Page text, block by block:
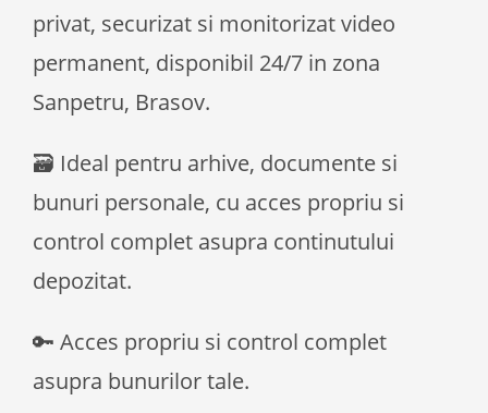
privat, securizat si monitorizat video
permanent, disponibil 24/7 in zona
Sanpetru, Brasov.
🗃️ Ideal pentru arhive, documente si
bunuri personale, cu acces propriu si
control complet asupra continutului
depozitat.
🔑 Acces propriu si control complet
asupra bunurilor tale.